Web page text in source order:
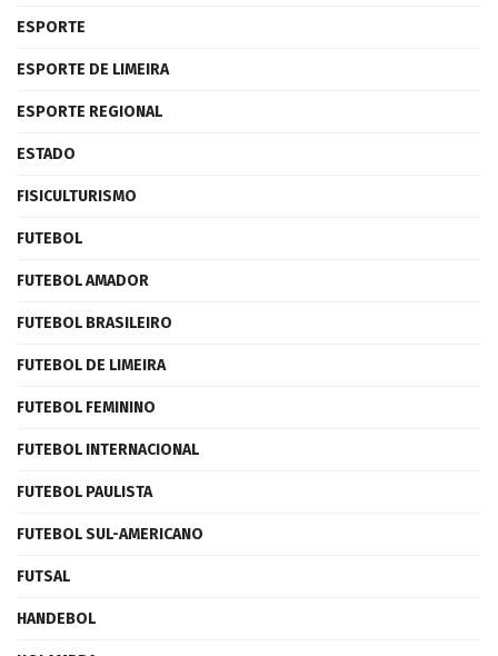
ESPORTE
ESPORTE DE LIMEIRA
ESPORTE REGIONAL
ESTADO
FISICULTURISMO
FUTEBOL
FUTEBOL AMADOR
FUTEBOL BRASILEIRO
FUTEBOL DE LIMEIRA
FUTEBOL FEMININO
FUTEBOL INTERNACIONAL
FUTEBOL PAULISTA
FUTEBOL SUL-AMERICANO
FUTSAL
HANDEBOL